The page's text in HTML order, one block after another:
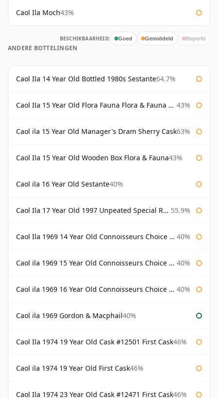
Caol Ila Moch43%
BESCHIKBAARHEID: Goed Gemiddeld Beperkt
ANDERE BOTTELINGEN
Caol Ila 14 Year Old Bottled 1980s Sestante64.7%
Caol Ila 15 Year Old Flora Fauna Flora & Fauna Flora 43%
Caol ila 15 Year Old Manager's Dram Sherry Cask63%
Caol Ila 15 Year Old Wooden Box Flora & Fauna43%
Caol ila 16 Year Old Sestante40%
Caol Ila 17 Year Old 1997 Unpeated Special Release 2015 55.9%
Caol Ila 1969 14 Year Old Connoisseurs Choice Gordon & Macphail 40%
Caol ila 1969 15 Year Old Connoisseurs Choice Gordon & Macphail 40%
Caol ila 1969 16 Year Old Connoisseurs Choice Gordon & Macphail 40%
Caol ila 1969 Gordon & Macphail40%
Caol Ila 1974 19 Year Old Cask #12501 First Cask46%
Caol ila 1974 19 Year Old First Cask46%
Caol Ila 1974 23 Year Old Cask #12471 First Cask46%